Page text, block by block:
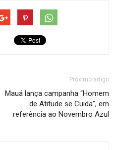
Próximo artigo
Mauá lança campanha “Homem
de Atitude se Cuida”, em
referência ao Novembro Azul